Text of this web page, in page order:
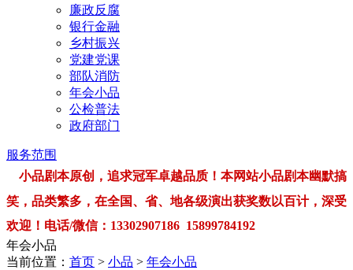
廉政反腐
银行金融
乡村振兴
党建党课
部队消防
年会小品
公检普法
政府部门
服务范围
小品剧本原创，追求冠军卓越品质！本网站小品剧本幽默搞
笑，品类繁多，在全国、省、地各级演出获奖数以百计，深受
欢迎！电话/微信：13302907186 15899784192
年会小品
当前位置： 首页 > 小品 > 年会小品